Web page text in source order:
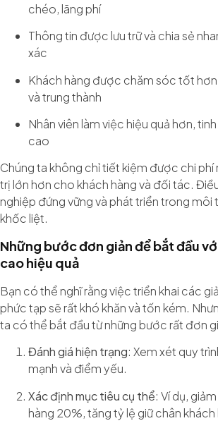
chéo, lãng phí
Thông tin được lưu trữ và chia sẻ
xác
Khách hàng được chăm sóc tốt
và trung thành
Nhân viên làm việc hiệu quả hơn,
cao
Chúng ta không chỉ tiết kiệm được chi phí
trị lớn hơn cho khách hàng và đối tác.
nghiệp đứng vững và phát triển trong môi
khốc liệt.
Những bước đơn giản để bắt đầu
cao hiệu quả
Bạn có thể nghĩ rằng việc triển khai các
phức tạp sẽ rất khó khăn và tốn kém.
ta có thể bắt đầu từ những bước rất đơn
Đánh giá hiện trạng: Xem xét quy
mạnh và điểm yếu.
Xác định mục tiêu cụ thể: Ví dụ,
hàng 20%, tăng tỷ lệ giữ chân khách